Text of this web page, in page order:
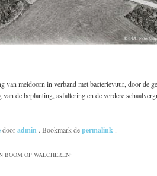
van meidoorn in verband met bacterievuur, door de
de beplanting, asfaltering en de verdere
dooradmin . Bookmark depermalink .
BOOM OP WALCHEREN”